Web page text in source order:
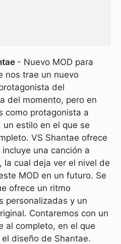
- Nuevo MOD para
nos trae un nuevo
del
del momento, pero en
como protagonista a
estilo en el que se
VS Shantae ofrece
una canción a
la cual deja ver el nivel de
MOD en un futuro. Se
ofrece un ritmo
personalizadas y un
Contaremos con un
al completo, en el que
diseño de Shantae.